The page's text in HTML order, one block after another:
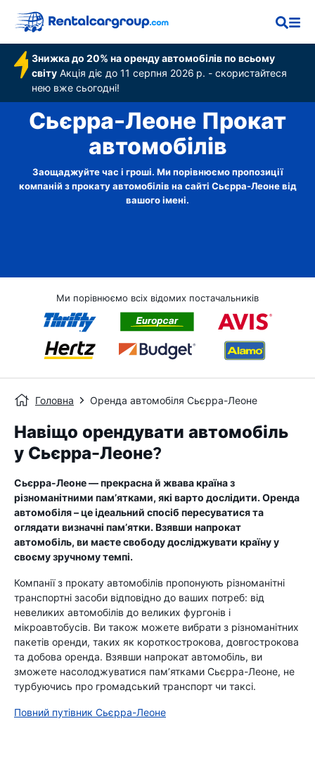
Знижка до 20% на оренду автомобілів по всьому
світу Акція діє до 11 серпня 2026 р. - скористайтеся
нею вже сьогодні!
Сьєрра-Леоне Прокат
автомобілів
Заощаджуйте час і гроші. Ми порівнюємо пропозиції
компаній з прокату автомобілів на сайті Сьєрра-Леоне від
вашого імені.
Ми порівнюємо всіх відомих постачальників
Головна Оренда автомобіля Сьєрра-Леоне
Навіщо орендувати автомобіль
у Сьєрра-Леоне?
Сьєрра-Леоне — прекрасна й жвава країна з
різноманітними пам’ятками, які варто дослідити. Оренда
автомобіля – це ідеальний спосіб пересуватися та
оглядати визначні пам’ятки. Взявши напрокат
автомобіль, ви маєте свободу досліджувати країну у
своєму зручному темпі.
Компанії з прокату автомобілів пропонують різноманітні
транспортні засоби відповідно до ваших потреб: від
невеликих автомобілів до великих фургонів і
мікроавтобусів. Ви також можете вибрати з різноманітних
пакетів оренди, таких як короткострокова, довгострокова
та добова оренда. Взявши напрокат автомобіль, ви
зможете насолоджуватися пам’ятками Сьєрра-Леоне, не
турбуючись про громадський транспорт чи таксі.
Повний путівник Сьєрра-Леоне